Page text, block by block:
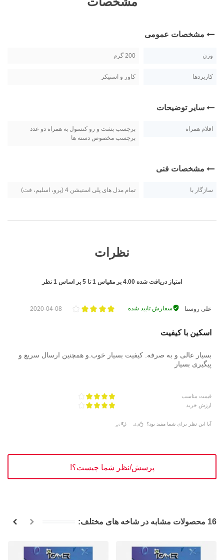
مشخصات عمومی
وزن 200 گرم
کاربردها کاور و استیکر
سایر توضیحات
اقلام همراه
برچسب پشت و رو کنسول به همراه دو عدد
برچسب مخصوص دسته ها
مشخصات فنی
سازگار با تمام مدل های پلی استیشن 4 (پرو، اسلیم، فت)
نظرات
امتیاز دریافت شده 4.00 بر مقیاس 1تا 5 بر اساس 1 نظر
علی روستا سفارش تایید شده 2020-04-08
اسکین با کیفیت
بسیار عالی و به صرفه. کیفیت بسیار خوب.و همچنین ارسال سریع و
پیگیری بسیار
قیمت مناسب
ارزش خرید
آیا این نظر برای شما مفید بود؟ بله خیر
پرسش/نظر شما چیست؟!
16 محصولات مشابه در شاخه های مختلف: